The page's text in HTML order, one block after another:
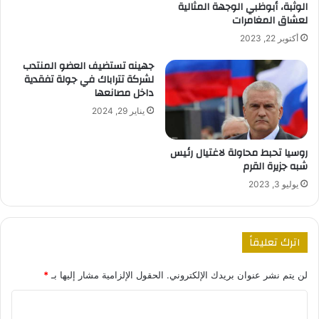
الوثبة، أبوظبي الوجهة المثالية
لعشاق المغامرات
أكتوبر 22, 2023
روسيا تحبط محاولة لاغتيال رئيس
شبه جزيرة القرم
يوليو 3, 2023
جهينه تستضيف العضو المنتدب
لشركة تتراباك في جولة تفقدية
داخل مصانعها
يناير 29, 2024
اترك تعليقاً
لن يتم نشر عنوان بريدك الإلكتروني. الحقول الإلزامية مشار إليها بـ *